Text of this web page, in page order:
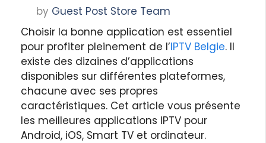
by Guest Post Store Team
Choisir la bonne application est essentiel
pour profiter pleinement de l’IPTV Belgie. Il
existe des dizaines d’applications
disponibles sur différentes plateformes,
chacune avec ses propres
caractéristiques. Cet article vous présente
les meilleures applications IPTV pour
Android, iOS, Smart TV et ordinateur.